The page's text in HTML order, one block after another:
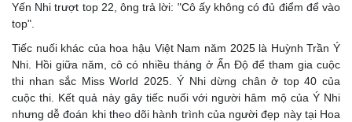
Yến Nhi trượt top 22, ông trả lời: "Cô ấy không có đủ điểm để vào
top".
Tiếc nuối khác của hoa hậu Việt Nam năm 2025 là Huỳnh Trần Ý
Nhi. Hồi giữa năm, cô có nhiều tháng ở Ấn Độ để tham gia cuộc
thi nhan sắc Miss World 2025. Ý Nhi dừng chân ở top 40 của
cuộc thi. Kết quả này gây tiếc nuối với người hâm mộ của Ý Nhi
nhưng dễ đoán khi theo dõi hành trình của người đẹp này tại Hoa